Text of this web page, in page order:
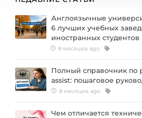
Англоязычные
6 лучших учебных
иностранных студентов
8 месяцев ago
Полный справочник по
assist: пошаговое
8 месяцев ago
Чем отличается